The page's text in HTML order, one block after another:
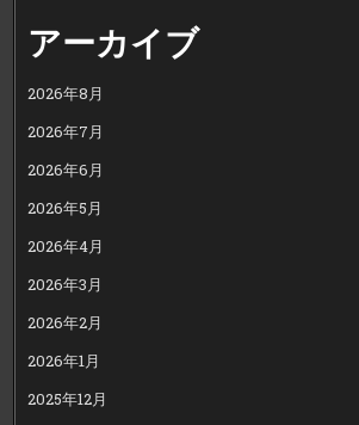
アーカイブ
2026年8月
2026年7月
2026年6月
2026年5月
2026年4月
2026年3月
2026年2月
2026年1月
2025年12月